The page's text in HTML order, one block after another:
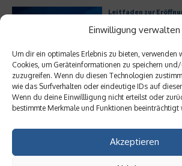
Einwilligung verwalten
Um dir ein optimales Erlebnis zu bieten, verwenden
Cookies, um Geräteinformationen zu speichern
zuzugreifen. Wenn du diesen Technologien
wie das Surfverhalten oder eindeutige IDs auf
Wenn du deine Einwillligung nicht erteilst oder
bestimmte Merkmale und Funktionen beeinträchtigt
Akzeptieren
Leitfaden zur
Geschäftskontos
Hilton Worldwide:
Hotellerie im
Digitalisierung als